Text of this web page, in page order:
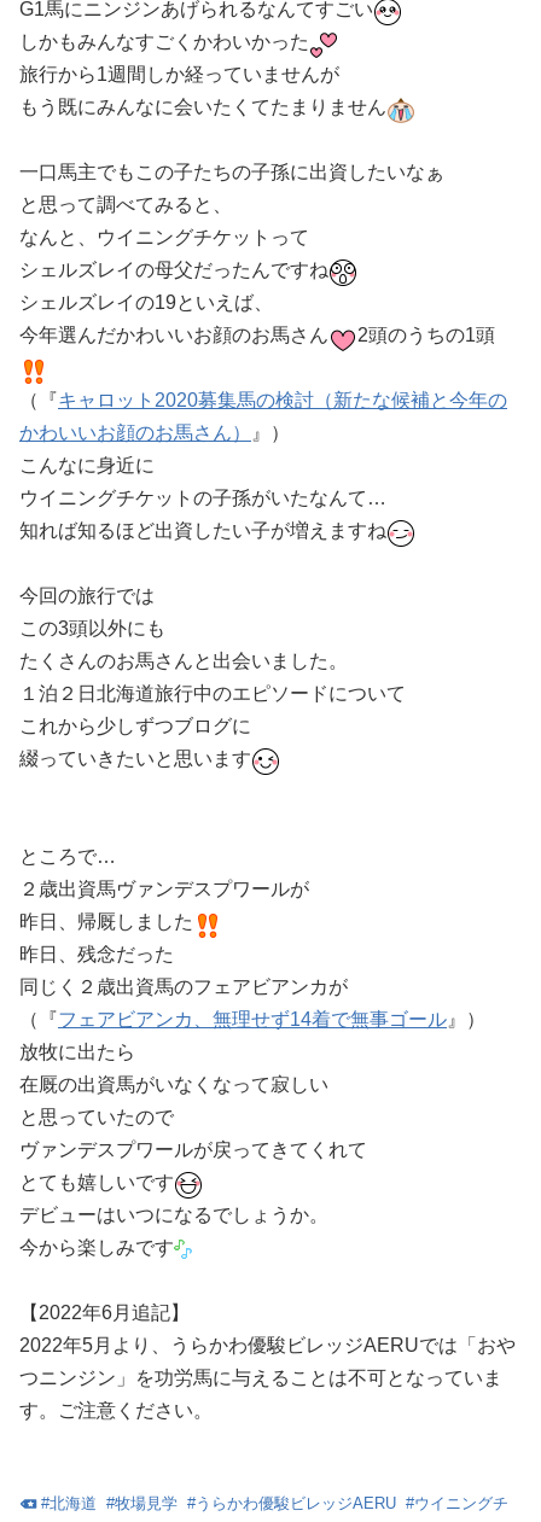
G1馬にニンジンあげられるなんてすごい
しかもみんなすごくかわいかった
旅行から1週間しか経っていませんが
もう既にみんなに会いたくてたまりません
一口馬主でもこの子たちの子孫に出資したいなぁ
と思って調べてみると、
なんと、ウイニングチケットって
シェルズレイの母父だったんですね
シェルズレイの19といえば、
今年選んだかわいいお顔のお馬さん
2頭のうちの1頭
（『キャロット2020募集馬の検討（新たな候補と今年の
かわいいお顔のお馬さん）
』）
こんなに身近に
ウイニングチケットの子孫がいたなんて…
知れば知るほど出資したい子が増えますね
今回の旅行では
この3頭以外にも
たくさんのお馬さんと出会いました。
１泊２日北海道旅行中のエピソードについて
これから少しずつブログに
綴っていきたいと思います
ところで…
２歳出資馬ヴァンデスプワールが
昨日、帰厩しました
昨日、残念だった
同じく２歳出資馬のフェアビアンカが
（『フェアビアンカ、無理せず14着で無事ゴール 』）
放牧に出たら
在厩の出資馬がいなくなって寂しい
と思っていたので
ヴァンデスプワールが戻ってきてくれて
とても嬉しいです
デビューはいつになるでしょうか。
今から楽しみです
【2022年6月追記】
2022年5月より、うらかわ優駿ビレッジAERUでは「おや
つニンジン」を功労馬に与えることは不可となっていま
す。ご注意ください。
#北海道 #牧場見学 #うらかわ優駿ビレッジAERU #ウイニングチ